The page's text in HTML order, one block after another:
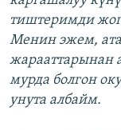
тиштеримди
Менин эжем,
жарааттарынан
мурда болгон
унута албайм.